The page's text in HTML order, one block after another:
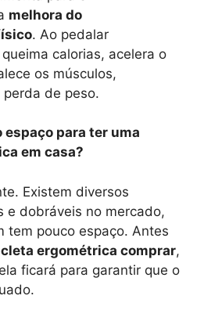
melhora do
. Ao pedalar
calorias, acelera o
os músculos,
de peso.
espaço para ter uma
em casa?
Existem diversos
e dobráveis no mercado,
tem pouco espaço. Antes
ergométrica comprar,
ficará para garantir que o